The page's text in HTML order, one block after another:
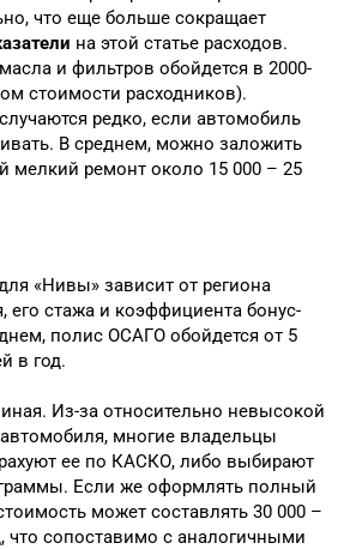
что еще больше сокращает
на этой статье расходов.
и фильтров обойдется в 2000-
стоимости расходников).
редко, если автомобиль
В среднем, можно заложить
ремонт около 15 000 – 25
«Нивы» зависит от региона
его стажа и коэффициента бонус-
полис ОСАГО обойдется от 5
в год.
Из-за относительно невысокой
многие владельцы
ее по КАСКО, либо выбирают
Если же оформлять полный
может составлять 30 000 –
что сопоставимо с аналогичными